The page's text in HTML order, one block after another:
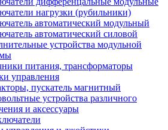
нагрузки (рубильники)
автоматический модульный
автоматический силовой
устройства модульной
питания, трансформаторы
управления
пускатель магнитный
устройства различного
и аксессуары